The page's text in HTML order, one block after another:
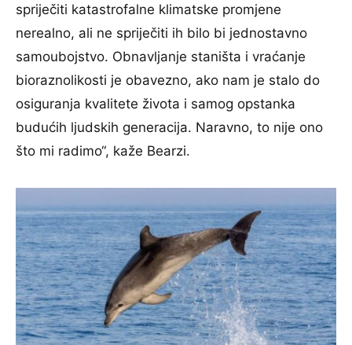
spriječiti katastrofalne klimatske promjene
nerealno, ali ne spriječiti ih bilo bi jednostavno
samoubojstvo. Obnavljanje staništa i vraćanje
bioraznolikosti je obavezno, ako nam je stalo do
osiguranja kvalitete života i samog opstanka
budućih ljudskih generacija. Naravno, to nije ono
što mi radimo“, kaže Bearzi.